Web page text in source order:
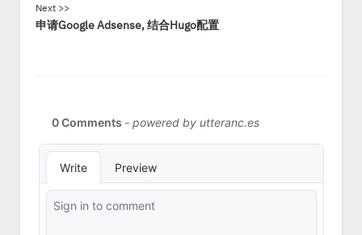
Next >>
申请Google Adsense, 结合Hugo配置